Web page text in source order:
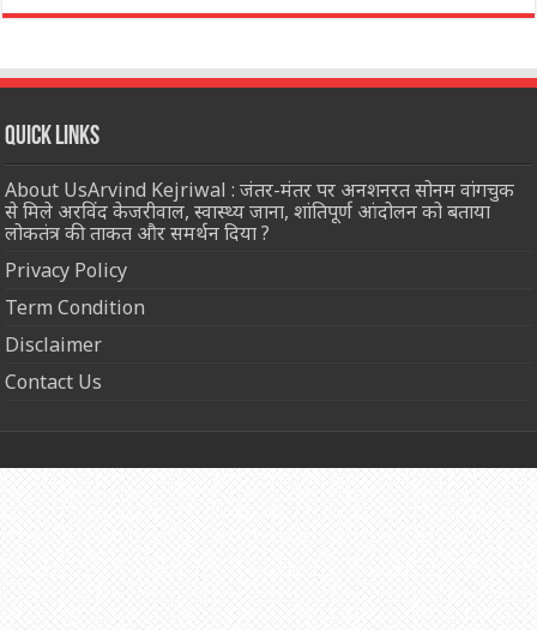
Quick Links
About UsArvind Kejriwal : जंतर-मंतर पर अनशनरत सोनम वांगचुक
से मिले अरविंद केजरीवाल, स्वास्थ्य जाना, शांतिपूर्ण आंदोलन को बताया
लोकतंत्र की ताकत और समर्थन दिया ?
Privacy Policy
Term Condition
Disclaimer
Contact Us